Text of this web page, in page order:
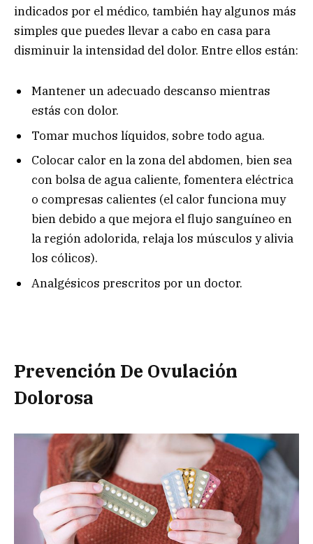
indicados por el médico, también hay algunos más
simples que puedes llevar a cabo en casa para
disminuir la intensidad del dolor. Entre ellos están:
Mantener un adecuado descanso mientras
estás con dolor.
Tomar muchos líquidos, sobre todo agua.
Colocar calor en la zona del abdomen, bien sea
con bolsa de agua caliente, fomentera eléctrica
o compresas calientes (el calor funciona muy
bien debido a que mejora el flujo sanguíneo en
la región adolorida, relaja los músculos y alivia
los cólicos).
Analgésicos prescritos por un doctor.
Prevención De Ovulación
Dolorosa